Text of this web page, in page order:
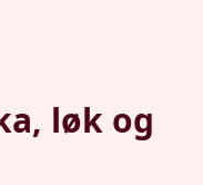
løk og